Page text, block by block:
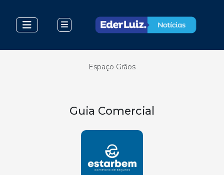
Espaço Grãos
Guia Comercial